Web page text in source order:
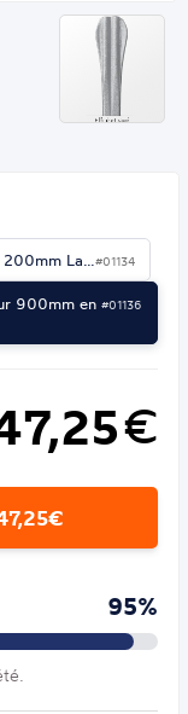
200mm La…#01134
900mm en #01136
€
95%